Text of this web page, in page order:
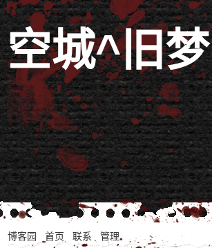
空城^旧梦
博客园 首页 联系 管理